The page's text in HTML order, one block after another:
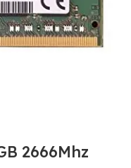
2666Mhz